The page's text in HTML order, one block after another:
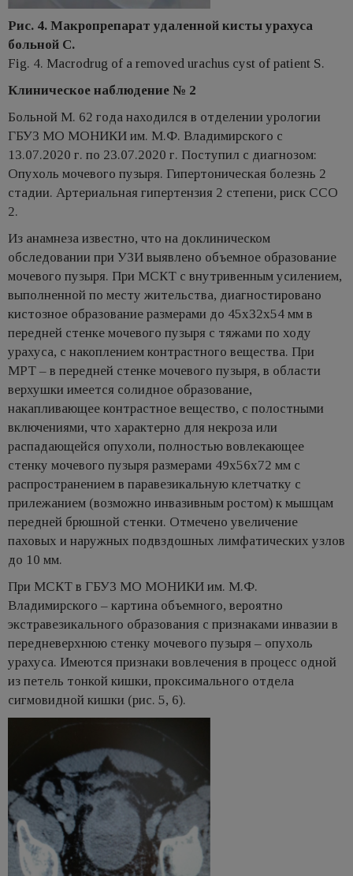
Рис. 4. Макропрепарат удаленной кисты урахуса
больной С.
Fig. 4. Macrodrug of a removed urachus cyst of patient S.
Клиническое наблюдение № 2
Больной М. 62 года находился в отделении урологии
ГБУЗ МО МОНИКИ им. М.Ф. Владимирского с
13.07.2020 г. по 23.07.2020 г. Поступил с диагнозом:
Опухоль мочевого пузыря. Гипертоническая болезнь 2
стадии. Артериальная гипертензия 2 степени, риск ССО
2.
Из анамнеза известно, что на доклиническом
обследовании при УЗИ выявлено объемное образование
мочевого пузыря. При МСКТ с внутривенным усилением,
выполненной по месту жительства, диагностировано
кистозное образование размерами до 45х32х54 мм в
передней стенке мочевого пузыря с тяжами по ходу
урахуса, с накоплением контрастного вещества. При
МРТ – в передней стенке мочевого пузыря, в области
верхушки имеется солидное образование,
накапливающее контрастное вещество, с полостными
включениями, что характерно для некроза или
распадающейся опухоли, полностью вовлекающее
стенку мочевого пузыря размерами 49х56х72 мм с
распространением в паравезикальную клетчатку с
прилежанием (возможно инвазивным ростом) к мышцам
передней брюшной стенки. Отмечено увеличение
паховых и наружных подвздошных лимфатических узлов
до 10 мм.
При МСКТ в ГБУЗ МО МОНИКИ им. М.Ф.
Владимирского – картина объемного, вероятно
экстравезикального образования с признаками инвазии в
передневерхнюю стенку мочевого пузыря – опухоль
урахуса. Имеются признаки вовлечения в процесс одной
из петель тонкой кишки, проксимального отдела
сигмовидной кишки (рис. 5, 6).